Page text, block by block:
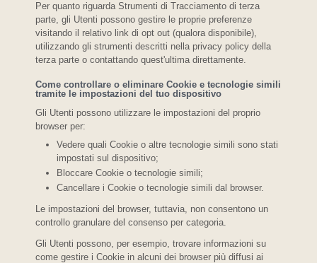
Per quanto riguarda Strumenti di Tracciamento di terza
parte, gli Utenti possono gestire le proprie preferenze
visitando il relativo link di opt out (qualora disponibile),
utilizzando gli strumenti descritti nella privacy policy della
terza parte o contattando quest'ultima direttamente.
Come controllare o eliminare Cookie e tecnologie simili
tramite le impostazioni del tuo dispositivo
Gli Utenti possono utilizzare le impostazioni del proprio
browser per:
Vedere quali Cookie o altre tecnologie simili sono stati
impostati sul dispositivo;
Bloccare Cookie o tecnologie simili;
Cancellare i Cookie o tecnologie simili dal browser.
Le impostazioni del browser, tuttavia, non consentono un
controllo granulare del consenso per categoria.
Gli Utenti possono, per esempio, trovare informazioni su
come gestire i Cookie in alcuni dei browser più diffusi ai